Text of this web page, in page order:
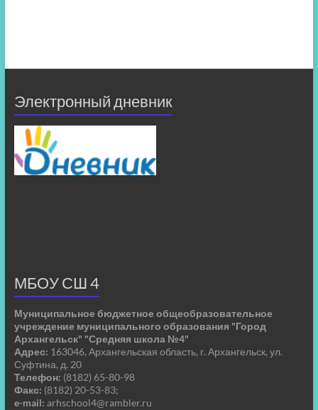
Электронный дневник
МБОУ СШ 4
Муниципальное бюджетное общеобразовательное
учреждение муниципального образования "Город
Архангельск" "Средняя школа №4"
Адрес: 163046, Архангельская область, г. Архангельск, ул.
Суфтина, д. 20
Телефон: (8182) 65-80-98
Факс: (8182) 20-53-83;
e-mail: arhschool4@rambler.ru